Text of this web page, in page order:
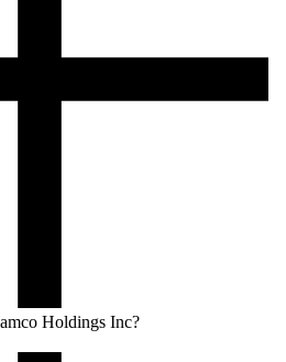
Holdings Inc?